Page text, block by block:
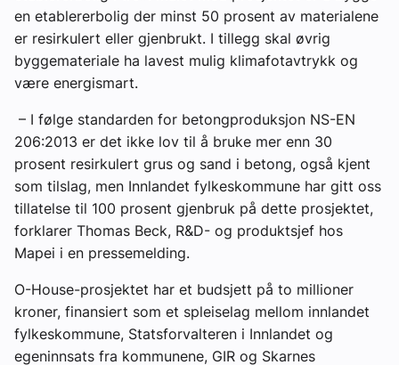
en etablererbolig der minst 50 prosent av materialene
er resirkulert eller gjenbrukt. I tillegg skal øvrig
byggemateriale ha lavest mulig klimafotavtrykk og
være energismart.
– I følge standarden for betongproduksjon NS-EN
206:2013 er det ikke lov til å bruke mer enn 30
prosent resirkulert grus og sand i betong, også kjent
som tilslag, men Innlandet fylkeskommune har gitt oss
tillatelse til 100 prosent gjenbruk på dette prosjektet,
forklarer Thomas Beck, R&D- og produktsjef hos
Mapei i en pressemelding.
O-House-prosjektet har et budsjett på to millioner
kroner, finansiert som et spleiselag mellom innlandet
fylkeskommune, Statsforvalteren i Innlandet og
egeninnsats fra kommunene, GIR og Skarnes